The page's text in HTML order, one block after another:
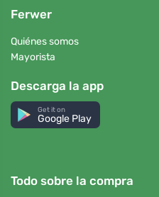
Ferwer
Quiénes somos
Mayorista
Descarga la app
Get it on
Google Play
Todo sobre la compra